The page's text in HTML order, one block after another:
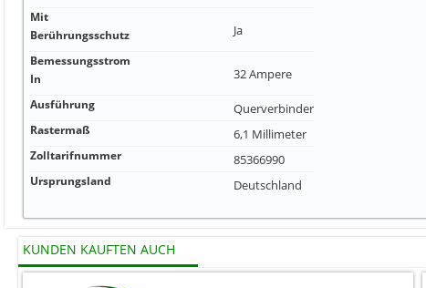
Mit
Berührungsschutz
Ja
Bemessungsstrom
In
32 Ampere
Ausführung Querverbinder
Rastermaß 6,1 Millimeter
Zolltarifnummer 85366990
Ursprungsland Deutschland
KUNDEN KAUFTEN AUCH